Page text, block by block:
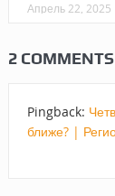
Апрель 22, 2025
2 COMMENTS
Pingback:
ближе? |